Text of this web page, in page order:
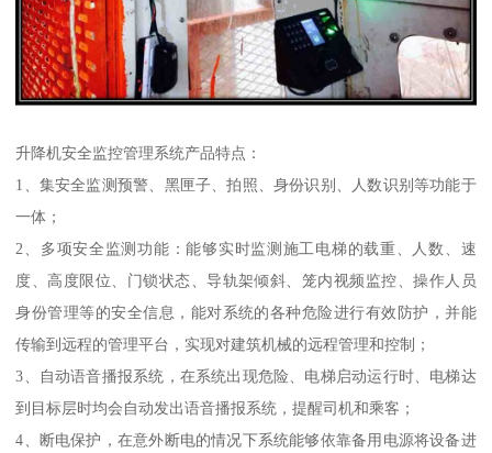
升降机安全监控管理系统产品特点：
1、集安全监测预警、黑匣子、拍照、身份识别、人数识别等功能于
一体；
2、多项安全监测功能：能够实时监测施工电梯的载重、人数、速
度、高度限位、门锁状态、导轨架倾斜、笼内视频监控、操作人员
身份管理等的安全信息，能对系统的各种危险进行有效防护，并能
传输到远程的管理平台，实现对建筑机械的远程管理和控制；
3、自动语音播报系统，在系统出现危险、电梯启动运行时、电梯达
到目标层时均会自动发出语音播报系统，提醒司机和乘客；
4、断电保护，在意外断电的情况下系统能够依靠备用电源将设备进